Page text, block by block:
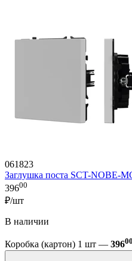
061823
Заглушка поста SCT-NOBE-
39600
₽/шт
В наличии
Коробка (картон) 1 шт — 39600